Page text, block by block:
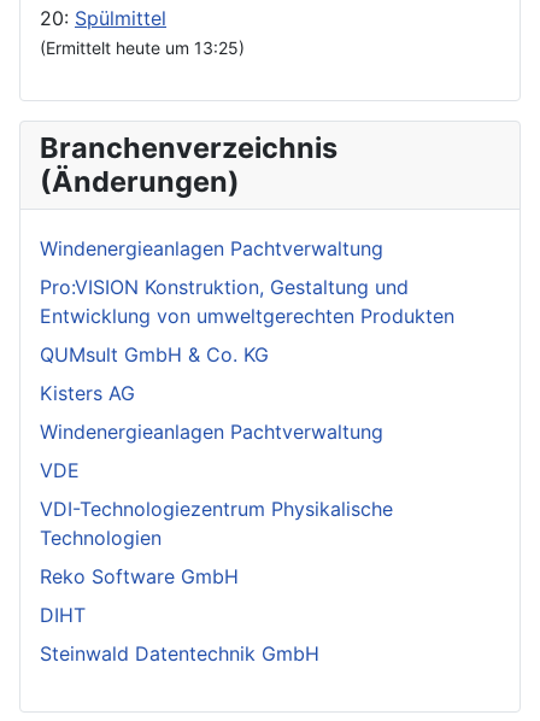
20: Spülmittel
(Ermittelt heute um 13:25)
Branchenverzeichnis
(Änderungen)
Windenergieanlagen Pachtverwaltung
Pro:VISION Konstruktion, Gestaltung und
Entwicklung von umweltgerechten Produkten
QUMsult GmbH & Co. KG
Kisters AG
Windenergieanlagen Pachtverwaltung
VDE
VDI-Technologiezentrum Physikalische
Technologien
Reko Software GmbH
DIHT
Steinwald Datentechnik GmbH